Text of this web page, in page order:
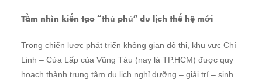
Tầm nhìn kiến tạo “thủ phủ” du lịch thế hệ mới
Trong chiến lược phát triển không gian đô thị, khu vực Chí
Linh – Cửa Lấp của Vũng Tàu (nay là TP.HCM) được quy
hoạch thành trung tâm du lịch nghỉ dưỡng – giải trí – sinh